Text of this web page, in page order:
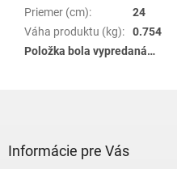
Priemer (cm):
24
Váha produktu (kg):
0.754
Položka bola vypredaná…
Informácie pre Vás